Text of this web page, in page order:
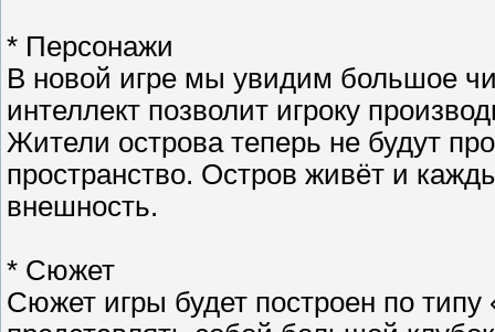
* Персонажи
В новой игре мы увидим большое
интеллект позволит игроку
Жители острова теперь не будут
пространство. Остров живёт и
внешность.
* Сюжет
Сюжет игры будет построен по